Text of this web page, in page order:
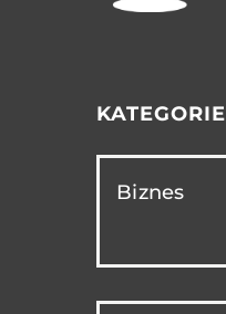
KATEGORIE
Biznes